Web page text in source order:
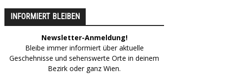
INFORMIERT BLEIBEN
Newsletter-Anmeldung!
Bleibe immer informiert über aktuelle
Geschehnisse und sehenswerte Orte in deinem
Bezirk oder ganz Wien.